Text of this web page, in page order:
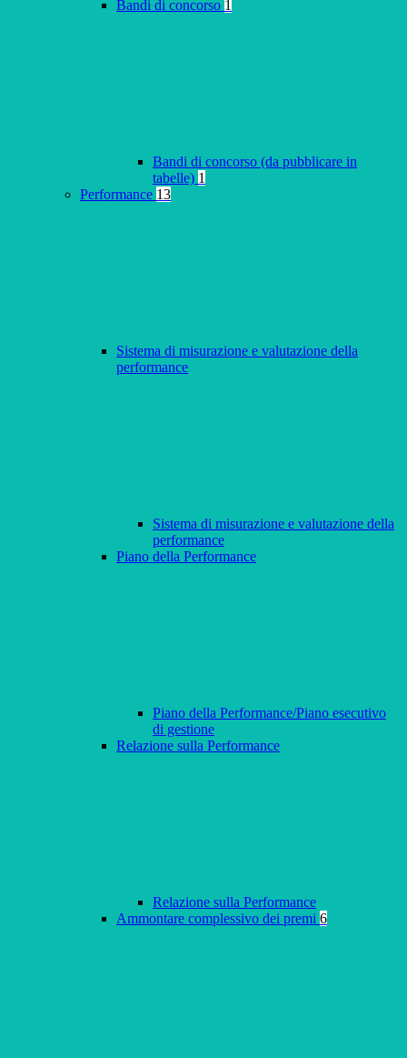
Bandi di concorso 1
Bandi di concorso (da pubblicare in
tabelle) 1
Performance 13
Sistema di misurazione e valutazione della
performance
Sistema di misurazione e valutazione della
performance
Piano della Performance
Piano della Performance/Piano esecutivo
di gestione
Relazione sulla Performance
Relazione sulla Performance
Ammontare complessivo dei premi 6